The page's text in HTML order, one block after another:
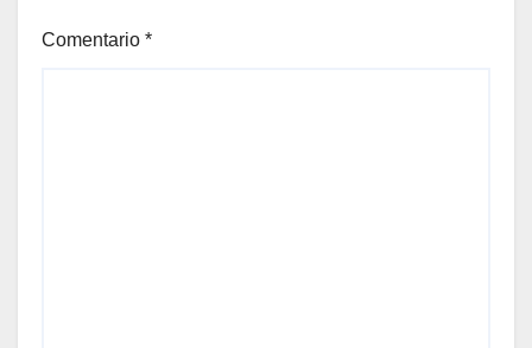
Comentario *